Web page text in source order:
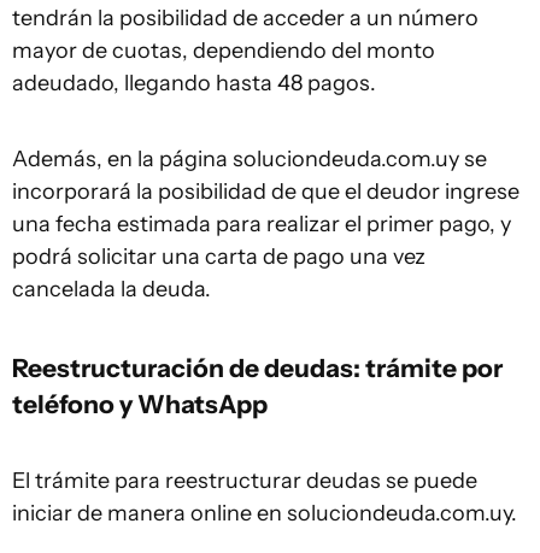
tendrán la posibilidad de acceder a un número
mayor de cuotas, dependiendo del monto
adeudado, llegando hasta 48 pagos.
Además, en la página soluciondeuda.com.uy se
incorporará la posibilidad de que el deudor ingrese
una fecha estimada para realizar el primer pago, y
podrá solicitar una carta de pago una vez
cancelada la deuda.
Reestructuración de deudas: trámite por
teléfono y WhatsApp
El trámite para reestructurar deudas se puede
iniciar de manera online en soluciondeuda.com.uy.